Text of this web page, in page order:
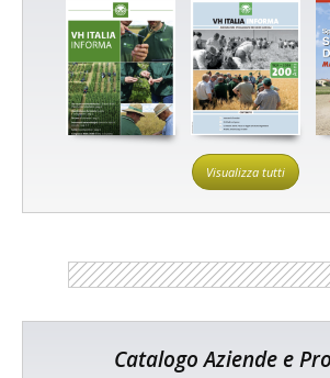
Visualizza tutti
Catalogo Aziende e